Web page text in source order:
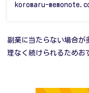
koromaru-
副業に当たらない場合が
理なく続けられるためお